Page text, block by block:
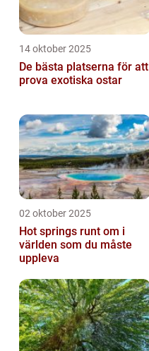
14 oktober 2025
De bästa platserna för att
prova exotiska ostar
02 oktober 2025
Hot springs runt om i
världen som du måste
uppleva